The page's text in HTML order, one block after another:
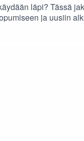
läpi? Tässä
ja uusiin
Jaksossa
tekstivastine »